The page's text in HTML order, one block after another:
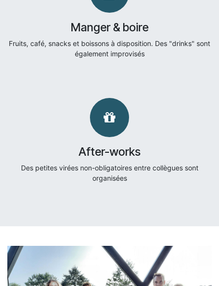
Manger & boire
Fruits, café, snacks et boissons à disposition. Des "drinks" sont
également improvisés
After-works
Des petites virées non-obligatoires entre collègues sont
organisées